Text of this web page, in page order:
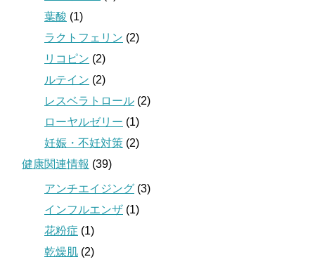
葉酸 (1)
ラクトフェリン (2)
リコピン (2)
ルテイン (2)
レスベラトロール (2)
ローヤルゼリー (1)
妊娠・不妊対策 (2)
健康関連情報 (39)
アンチエイジング (3)
インフルエンザ (1)
花粉症 (1)
乾燥肌 (2)